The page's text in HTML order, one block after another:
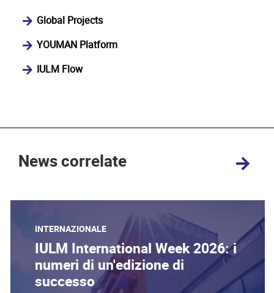
Global Projects
YOUMAN Platform
IULM Flow
News correlate
INTERNAZIONALE
IULM International Week 2026: i
numeri di un'edizione di
successo